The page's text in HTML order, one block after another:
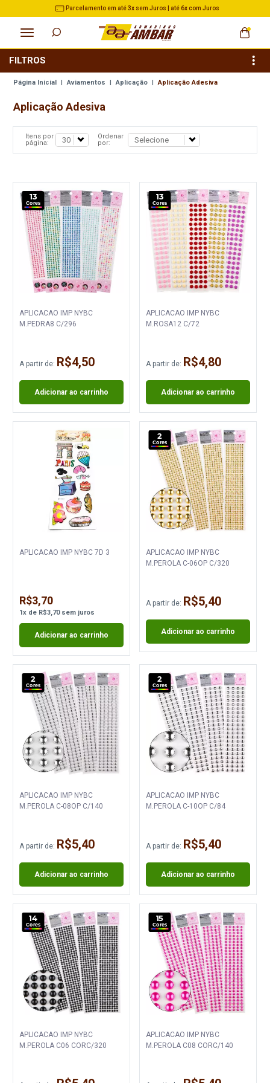
3% de Desconto no Pix nas Compras acima de R$ 500,00
Página Inicial | Aviamentos | Aplicação | Aplicação Adesiva
FILTROS
Aplicação Adesiva
Itens por
página:
Ordenar
por:
13
Cores
APLICACAO IMP NYBC
M.PEDRA8 C/296
A partir de: R$4,50
Adicionar ao carrinho
13
Cores
APLICACAO IMP NYBC
M.ROSA12 C/72
A partir de: R$4,80
Adicionar ao carrinho
APLICACAO IMP NYBC 7D 3
R$3,70
1x de R$3,70sem juros
Adicionar ao carrinho
2
Cores
APLICACAO IMP NYBC
M.PEROLA C-06OP C/320
A partir de: R$5,40
Adicionar ao carrinho
2
Cores
APLICACAO IMP NYBC
M.PEROLA C-08OP C/140
A partir de: R$5,40
Adicionar ao carrinho
2
Cores
APLICACAO IMP NYBC
M.PEROLA C-10OP C/84
A partir de: R$5,40
Adicionar ao carrinho
14
Cores
APLICACAO IMP NYBC
M.PEROLA C06 CORC/320
15
Cores
APLICACAO IMP NYBC
M.PEROLA C08 CORC/140